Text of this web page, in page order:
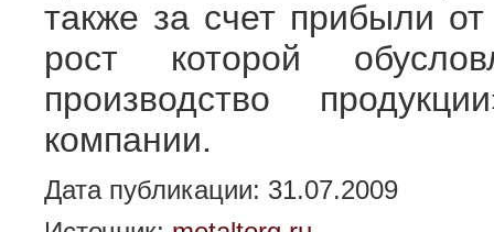
также за счет прибыли
рост которой
производство
компании.
Дата публикации: 31.07.2009